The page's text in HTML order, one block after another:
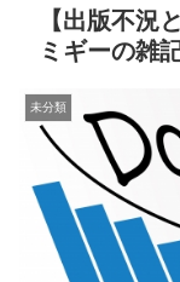
【出版不況
ミギーの雑
未分類